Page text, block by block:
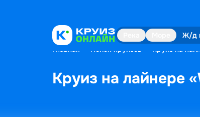
Ж/д
Главная Поиск круизов Круиз на
Круиз на лайнере